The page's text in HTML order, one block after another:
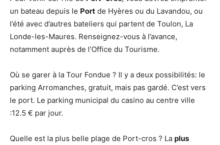
un bateau depuis le Port de Hyères ou du Lavandou, ou
l’été avec d’autres bateliers qui partent de Toulon, La
Londe-les-Maures. Renseignez-vous à l’avance,
notamment auprès de l’Office du Tourisme.
Où se garer à la Tour Fondue ? Il y a deux possibilités: le
parking Arromanches, gratuit, mais pas gardé. C’est vers
le port. Le parking municipal du casino au centre ville
:12.5 € par jour.
Quelle est la plus belle plage de Port-cros ? La plus